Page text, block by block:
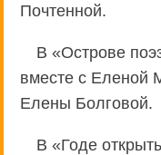
Почтенной.
В «Острове
вместе с
Елены Болговой.
В «Годе